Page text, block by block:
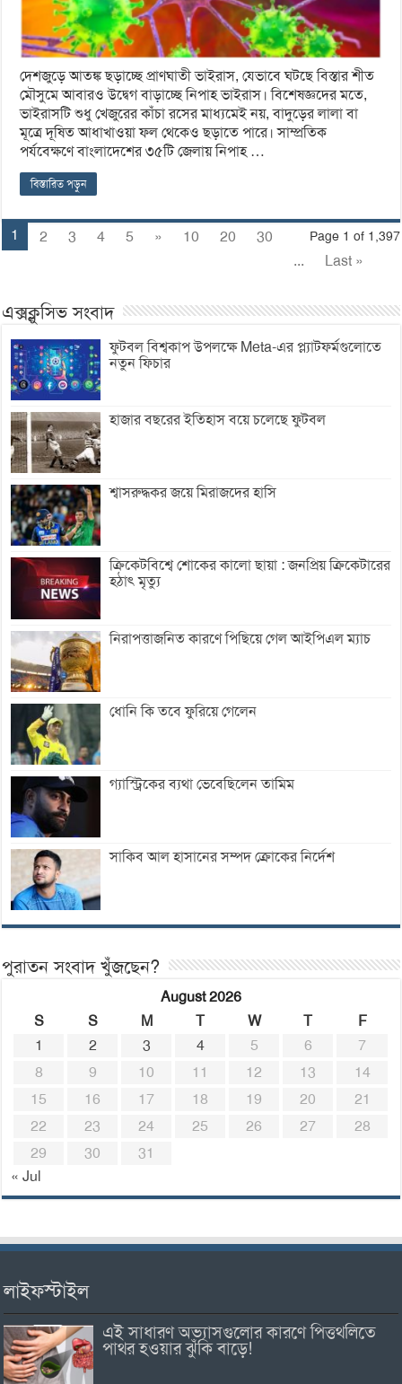
দেশজুড়ে আতঙ্ক ছড়াচ্ছে প্রাণঘাতী ভাইরাস, যেভাবে ঘটছে বিস্তার শীত
মৌসুমে আবারও উদ্বেগ বাড়াচ্ছে নিপাহ ভাইরাস। বিশেষজ্ঞদের মতে,
ভাইরাসটি শুধু খেজুরের কাঁচা রসের মাধ্যমেই নয়, বাদুড়ের লালা বা
মূত্রে দূষিত আধাখাওয়া ফল থেকেও ছড়াতে পারে। সাম্প্রতিক
পর্যবেক্ষণে বাংলাদেশের ৩৫টি জেলায় নিপাহ …
বিস্তারিত পড়ুন
Page 1 of 1,397
1 2 3 4 5 » 10 20
30
...
Last »
এক্সক্লুসিভ সংবাদ
ফুটবল বিশ্বকাপ উপলক্ষে Meta-এর প্ল্যাটফর্মগুলোতে
নতুন ফিচার
হাজার বছরের ইতিহাস বয়ে চলেছে ফুটবল
শ্বাসরুদ্ধকর জয়ে মিরাজদের হাসি
ক্রিকেটবিশ্বে শোকের কালো ছায়া : জনপ্রিয় ক্রিকেটারের
হঠাৎ মৃত্যু
নিরাপত্তাজনিত কারণে পিছিয়ে গেল আইপিএল ম্যাচ
ধোনি কি তবে ফুরিয়ে গেলেন
গ্যাস্ট্রিকের ব্যথা ভেবেছিলেন তামিম
সাকিব আল হাসানের সম্পদ ক্রোকের নির্দেশ
পুরাতন সংবাদ খুঁজছেন?
August 2026
S
S M T W T
F
1
2 3 4 5 6
7
8
9 10 11 12 13
14
15
16 17 18 19 20
21
22
23 24 25 26 27
28
29
30
31
« Jul
লাইফস্টাইল
এই সাধারণ অভ্যাসগুলোর কারণে পিত্তথলিতে
পাথর হওয়ার ঝুঁকি বাড়ে!